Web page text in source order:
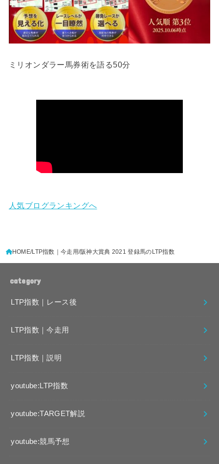
ミリオンダラー馬券術を語る50分
人気ブログランキングへ
HOME LTP指数｜今走用 阪神大賞典 2021 登録馬のLTP指数
category
LTP指数｜レース後
LTP指数｜今走用
LTP指数｜説明
youtube:LTP指数
youtube:TARGET解説
youtube:競馬予想